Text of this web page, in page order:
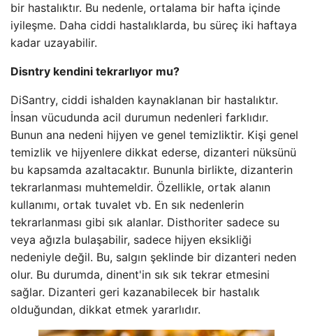
bir hastalıktır. Bu nedenle, ortalama bir hafta içinde
iyileşme. Daha ciddi hastalıklarda, bu süreç iki haftaya
kadar uzayabilir.
Disntry kendini tekrarlıyor mu?
DiSantry, ciddi ishalden kaynaklanan bir hastalıktır.
İnsan vücudunda acil durumun nedenleri farklıdır.
Bunun ana nedeni hijyen ve genel temizliktir. Kişi genel
temizlik ve hijyenlere dikkat ederse, dizanteri nüksünü
bu kapsamda azaltacaktır. Bununla birlikte, dizanterin
tekrarlanması muhtemeldir. Özellikle, ortak alanın
kullanımı, ortak tuvalet vb. En sık nedenlerin
tekrarlanması gibi sık alanlar. Disthoriter sadece su
veya ağızla bulaşabilir, sadece hijyen eksikliği
nedeniyle değil. Bu, salgın şeklinde bir dizanteri neden
olur. Bu durumda, dinent'in sık sık tekrar etmesini
sağlar. Dizanteri geri kazanabilecek bir hastalık
olduğundan, dikkat etmek yararlıdır.